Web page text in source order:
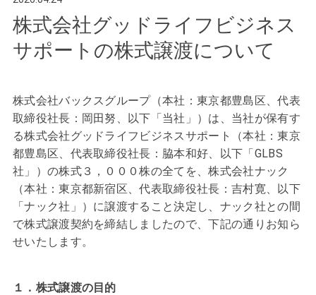
株式会社グッドライフビジネス
サポートの株式譲渡について
株式会社バックスグループ（本社：東京都豊島区、代表
取締役社長：岡田努、以下「当社」）は、当社が保有す
る株式会社グッドライフビジネスサポート（本社：東京
都豊島区、代表取締役社長：脇本和好、以下「GLBS
社」）の株式３，０００株の全てを、株式会社ナック
（本社：東京都新宿区、代表取締役社長：吉村寛、以下
「ナック社」）に譲渡すること決定し、ナック社との間
で株式譲渡契約を締結しましたので、下記の通りお知ら
せいたします。
１．株式譲渡の目的